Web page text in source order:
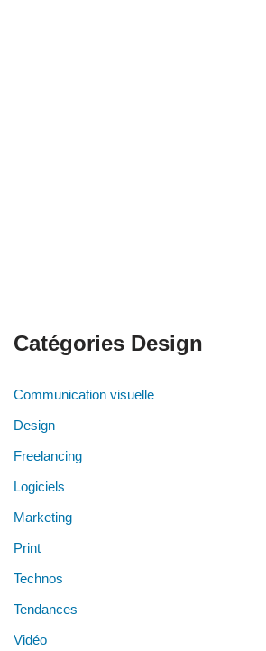
Catégories Design
Communication visuelle
Design
Freelancing
Logiciels
Marketing
Print
Technos
Tendances
Vidéo